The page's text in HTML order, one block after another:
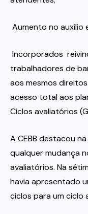
 Aumento no
 Incorporados 
trabalhadores de
aos mesmos
acesso total aos
Ciclos avaliatórios
A CEBB destacou
qualquer mudança
avaliatórios. Na
havia apresentado
ciclos para um ciclo